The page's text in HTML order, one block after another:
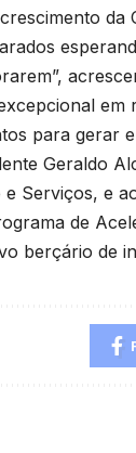
em
para gerar
Geraldo
Serviços, e
de
berçário de